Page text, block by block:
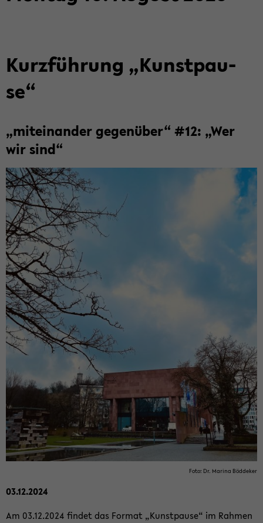
Kurz­füh­rung „Kunst­pau­
se“
„mit­ein­an­der ge­gen­über“ #12: „Wer
wir sind“
Foto: Dr. Ma­ri­na Böd­de­ker
03.12.2024
Am 03.12.2024 fin­det das For­mat „Kunst­pau­se“ im Rah­men